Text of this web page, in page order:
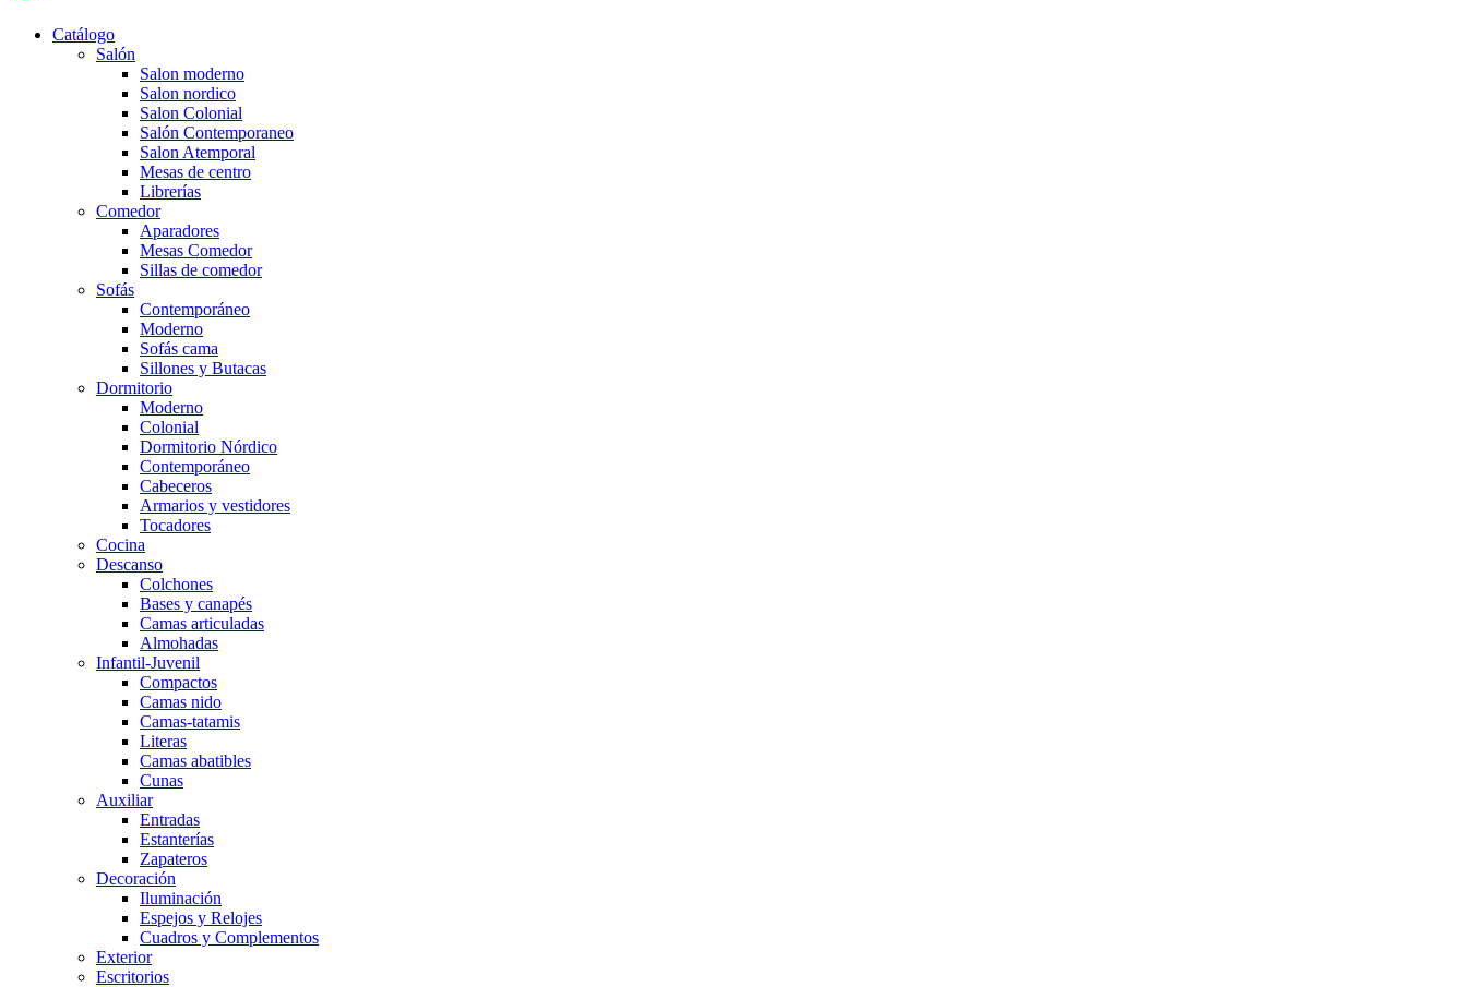
Catálogo
Salón
Salon moderno
Salon nordico
Salon Colonial
Salón Contemporaneo
Salon Atemporal
Mesas de centro
Librerías
Comedor
Aparadores
Mesas Comedor
Sillas de comedor
Sofás
Contemporáneo
Moderno
Sofás cama
Sillones y Butacas
Dormitorio
Moderno
Colonial
Dormitorio Nórdico
Contemporáneo
Cabeceros
Armarios y vestidores
Tocadores
Cocina
Descanso
Colchones
Bases y canapés
Camas articuladas
Almohadas
Infantil-Juvenil
Compactos
Camas nido
Camas-tatamis
Literas
Camas abatibles
Cunas
Auxiliar
Entradas
Estanterías
Zapateros
Decoración
Iluminación
Espejos y Relojes
Cuadros y Complementos
Exterior
Escritorios